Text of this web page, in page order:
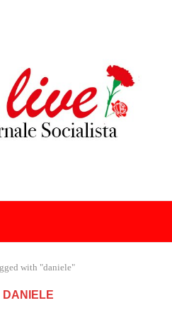
with "daniele"
DANIELE